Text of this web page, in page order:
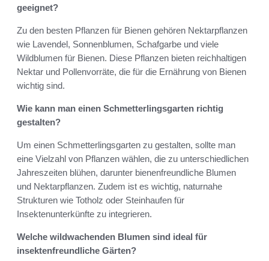
geeignet?
Zu den besten Pflanzen für Bienen gehören Nektarpflanzen
wie Lavendel, Sonnenblumen, Schafgarbe und viele
Wildblumen für Bienen. Diese Pflanzen bieten reichhaltigen
Nektar und Pollenvorräte, die für die Ernährung von Bienen
wichtig sind.
Wie kann man einen Schmetterlingsgarten richtig
gestalten?
Um einen Schmetterlingsgarten zu gestalten, sollte man
eine Vielzahl von Pflanzen wählen, die zu unterschiedlichen
Jahreszeiten blühen, darunter bienenfreundliche Blumen
und Nektarpflanzen. Zudem ist es wichtig, naturnahe
Strukturen wie Totholz oder Steinhaufen für
Insektenunterkünfte zu integrieren.
Welche wildwachenden Blumen sind ideal für
insektenfreundliche Gärten?